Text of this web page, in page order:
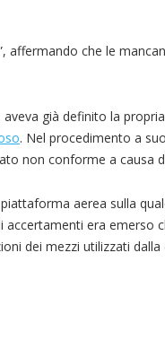
affermando che le
già definito la
. Nel procedimento a
non conforme a causa
aerea sulla
accertamenti era emerso
dei mezzi utilizzati dalla